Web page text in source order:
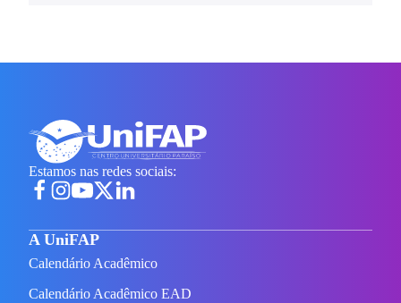
Estamos nas redes sociais:
A UniFAP
Calendário Acadêmico
Calendário Acadêmico EAD